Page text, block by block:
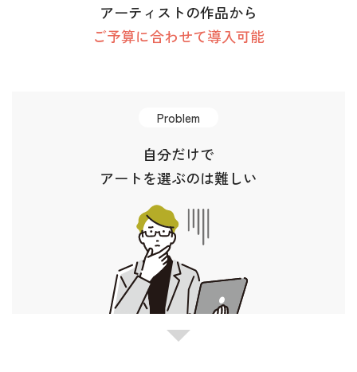
アーティストの作品から
ご予算に合わせて導入可能
Problem
自分だけで
アートを選ぶのは難しい